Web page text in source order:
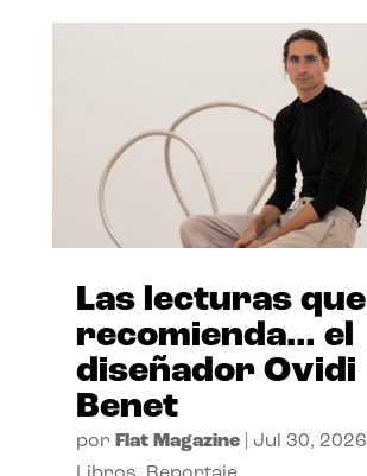
Las lecturas que
recomienda… el
diseñador Ovidi
Benet
por Flat Magazine| Jul 30, 2026